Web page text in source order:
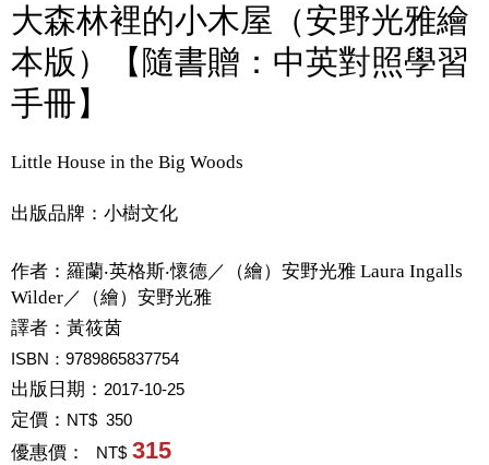
大森林裡的小木屋（安野光雅繪
本版）【隨書贈：中英對照學習
手冊】
Little House in the Big Woods
出版品牌：小樹文化
作者： 羅蘭‧英格斯‧懷德／（繪）安野光雅 Laura Ingalls
Wilder／（繪）安野光雅
譯者： 黃筱茵
ISBN：9789865837754
出版日期： 2017-10-25
定價： NT$ 350
優惠價： NT$ 315